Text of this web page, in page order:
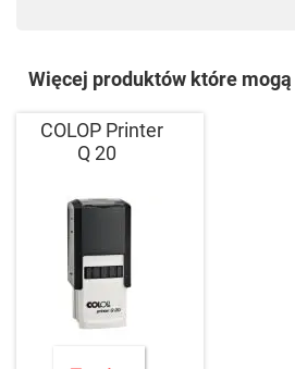
Więcej produktów które
COLOP Printer
Q 20